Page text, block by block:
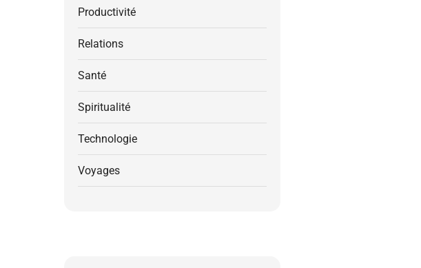
Productivité
Relations
Santé
Spiritualité
Technologie
Voyages